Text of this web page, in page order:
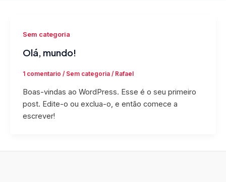
Sem categoria
Olá, mundo!
1 comentario / Sem categoria/ Rafael
Boas-vindas ao WordPress. Esse é o seu primeiro
post. Edite-o ou exclua-o, e então comece a
escrever!